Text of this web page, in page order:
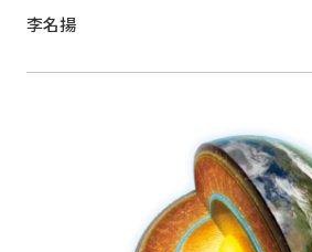
李名揚